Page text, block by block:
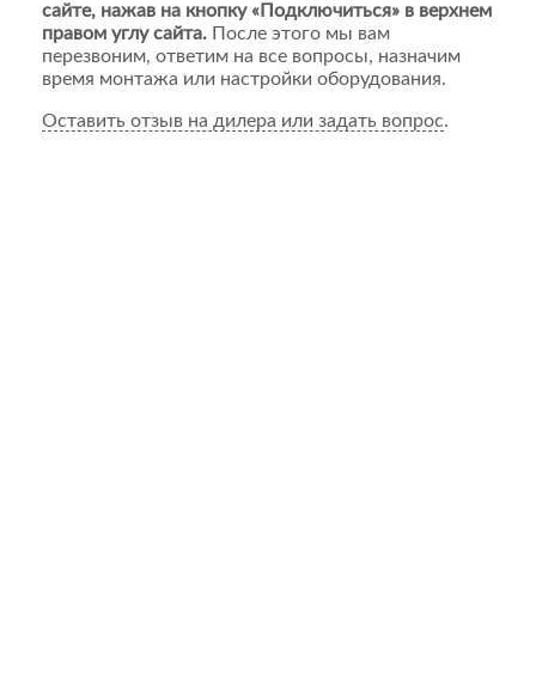
сайте, нажав на кнопку «Подключиться» в верхнем
правом углу сайта. После этого мы вам
перезвоним, ответим на все вопросы, назначим
время монтажа или настройки оборудования.
Оставить отзыв на дилера или задать вопрос.